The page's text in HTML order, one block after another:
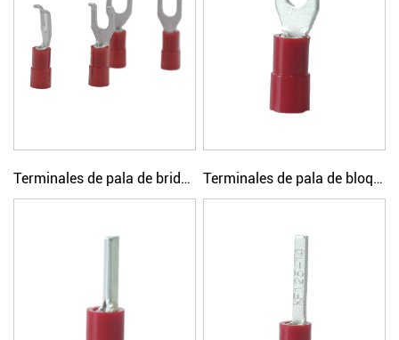
Terminales de pala de brida de engarzado simple con aislamiento de nailon Terminales de pala de bloqueo de engarzado simple con aislamiento de nailon